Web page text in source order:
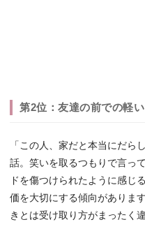
第2位：友達の前での軽
「この人、家だと本当にだら
話。笑いを取るつもりで言っ
ドを傷つけられたように感じ
価を大切にする傾向がありま
きとは受け取り方がまったく